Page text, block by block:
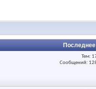
Тем:
Сообщений: